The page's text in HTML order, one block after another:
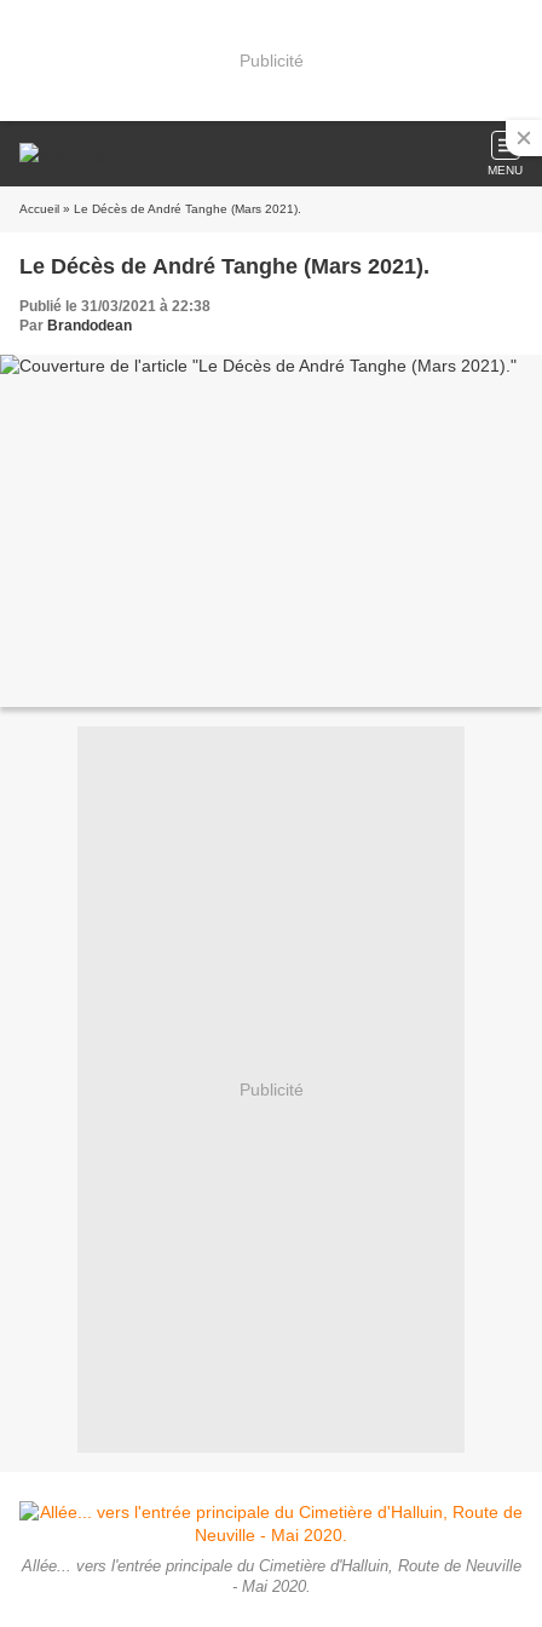
Publicité
MENU
Accueil » Le Décès de André Tanghe (Mars 2021).
Le Décès de André Tanghe (Mars 2021).
Publié le 31/03/2021 à 22:38
Par Brandodean
Publicité
Allée... vers l'entrée principale du Cimetière d'Halluin, Route de Neuville
- Mai 2020.